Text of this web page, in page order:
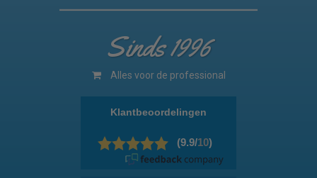
Sinds 1996
Alles voor de professional